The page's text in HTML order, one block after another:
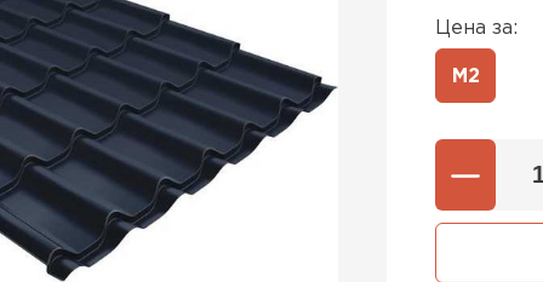
Цена за:
М2